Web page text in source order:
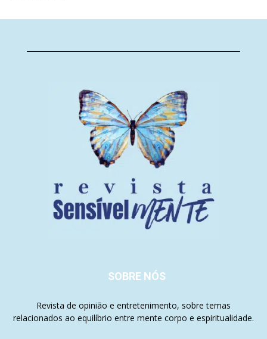
SOBRE NÓS
Revista de opinião e entretenimento, sobre temas
relacionados ao equilíbrio entre mente corpo e espiritualidade.